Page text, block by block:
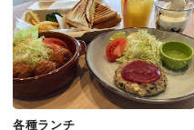
各種ランチ